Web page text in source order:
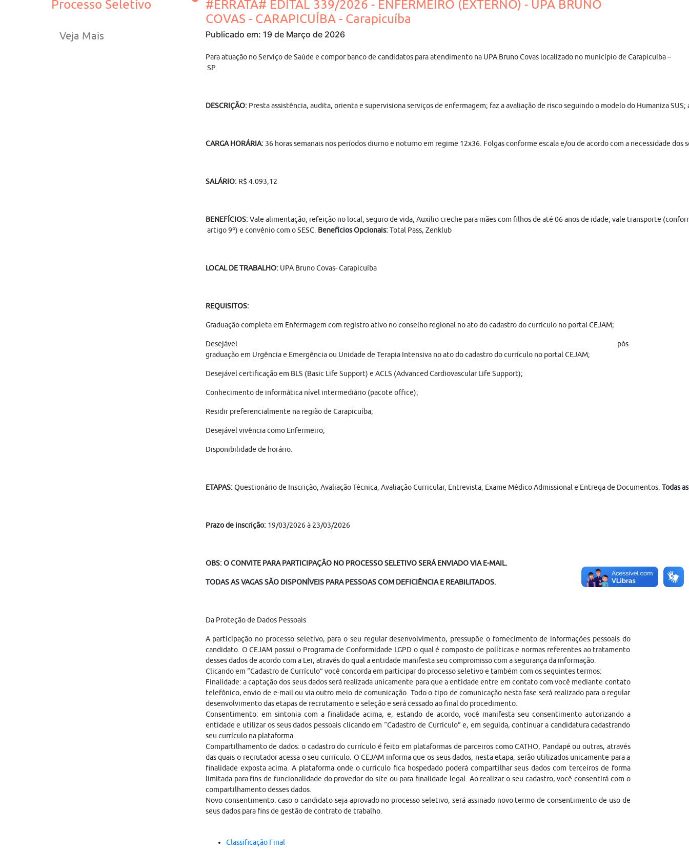
Processo Seletivo
Veja Mais
#ERRATA# EDITAL 339/2026 - ENFERMEIRO (EXTERNO) - UPA BRUNO
COVAS - CARAPICUÍBA - Carapicuíba
Publicado em: 19 de Março de 2026
Para atuação no Serviço de Saúde e compor banco de candidatos para atendimento na UPA Bruno Covas localizado no município de Carapicuíba –
SP.
DESCRIÇÃO:Presta assistência, audita, orienta e supervisiona serviços de enfermagem; faz a avaliação de risco seguindo o modelo do Humaniza
CARGA HORÁRIA:36 horas semanais nos períodos diurno e noturno em regime 12x36. Folgas conforme escala e/ou de acordo com a necessidade
SALÁRIO: R$ 4.093,12
BENEFÍCIOS:Vale alimentação; refeição no local; seguro de vida; Auxílio creche para mães com filhos de até 06 anos de idade; vale transporte
artigo 9º) e convênio com o SESC. Benefícios Opcionais:Total Pass, Zenklub
LOCAL DE TRABALHO:UPA Bruno Covas- Carapicuíba
REQUISITOS:
Graduação completa em Enfermagem com registro ativo no conselho regional no ato do cadastro do currículo no portal CEJAM;
Desejável pós-
graduação em Urgência e Emergência ou Unidade de Terapia Intensiva no ato do cadastro do currículo no portal CEJAM;
Desejável certificação em BLS (Basic Life Support) e ACLS (Advanced Cardiovascular Life Support);
Conhecimento de informática nível intermediário (pacote office);
Residir preferencialmente na região de Carapicuíba;
Desejável vivência como Enfermeiro;
Disponibilidade de horário.
ETAPAS:Questionário de Inscrição, Avaliação Técnica, Avaliação Curricular, Entrevista, Exame Médico Admissional e Entrega de Documentos. Todas
Prazo de inscrição: 19/03/2026 à 23/03/2026
OBS: O CONVITE PARA PARTICIPAÇÃO NO PROCESSO SELETIVO SERÁ ENVIADO VIA E-MAIL.
TODAS AS VAGAS SÃO DISPONÍVEIS PARA PESSOAS COM DEFICIÊNCIA E REABILITADOS.
Da Proteção de Dados Pessoais
A participação no processo seletivo, para o seu regular desenvolvimento, pressupõe o fornecimento de informações pessoais do
candidato. O CEJAM possui o Programa de Conformidade LGPD o qual é composto de políticas e normas referentes ao tratamento
desses dados de acordo com a Lei, através do qual a entidade manifesta seu compromisso com a segurança da informação.
Clicando em “Cadastro de Currículo” você concorda em participar do processo seletivo e também com os seguintes termos:
Finalidade: a captação dos seus dados será realizada unicamente para que a entidade entre em contato com você mediante contato
telefônico, envio de e-mail ou via outro meio de comunicação. Todo o tipo de comunicação nesta fase será realizado para o regular
desenvolvimento das etapas de recrutamento e seleção e será cessado ao final do procedimento.
Consentimento: em sintonia com a finalidade acima, e, estando de acordo, você manifesta seu consentimento autorizando a
entidade e utilizar os seus dados pessoais clicando em “Cadastro de Currículo” e, em seguida, continuar a candidatura cadastrando
seu currículo na plataforma.
Compartilhamento de dados: o cadastro do currículo é feito em plataformas de parceiros como CATHO, Pandapé ou outras, através
das quais o recrutador acessa o seu currículo. O CEJAM informa que os seus dados, nesta etapa, serão utilizados unicamente para a
finalidade exposta acima. A plataforma onde o currículo fica hospedado poderá compartilhar seus dados com terceiros de forma
limitada para fins de funcionalidade do provedor do site ou para finalidade legal. Ao realizar o seu cadastro, você consentirá com o
compartilhamento desses dados.
Novo consentimento: caso o candidato seja aprovado no processo seletivo, será assinado novo termo de consentimento de uso de
seus dados para fins de gestão de contrato de trabalho.
Classificação Final